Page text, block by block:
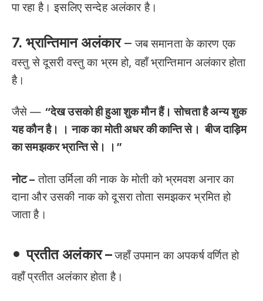
पा रहा है। इसलिए सन्देह अलंकार है।
7. भ्रान्तिमान अलंकार– जब समानता के कारण एक
वस्तु से दूसरी वस्तु का भ्रम हो, वहाँ भ्रान्तिमान अलंकार होता
है।
जैसे — “देख उसको ही हुआ शुक मौन हैं। सोचता है अन्य शुक
यह कौन है। । नाक का मोती अधर की कान्ति से। बीज दाड़िम
का समझकर भ्रान्ति से। ।”
नोट – तोता उर्मिला की नाक के मोती को भ्रमवश अनार का
दाना और उसकी नाक को दूसरा तोता समझकर भ्रमित हो
जाता है।
• प्रतीत अलंकार –जहाँ उपमान का अपकर्ष वर्णित हो
वहाँ प्रतीत अलंकार होता है।